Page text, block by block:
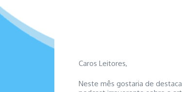
Caros Leitores,
Neste mês gostaria de